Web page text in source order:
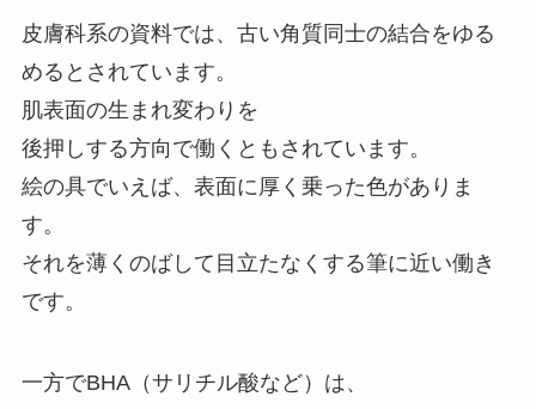
皮膚科系の資料では、古い角質同士の結合をゆる
めるとされています。
肌表面の生まれ変わりを
後押しする方向で働くともされています。
絵の具でいえば、表面に厚く乗った色がありま
す。
それを薄くのばして目立たなくする筆に近い働き
です。
一方でBHA（サリチル酸など）は、